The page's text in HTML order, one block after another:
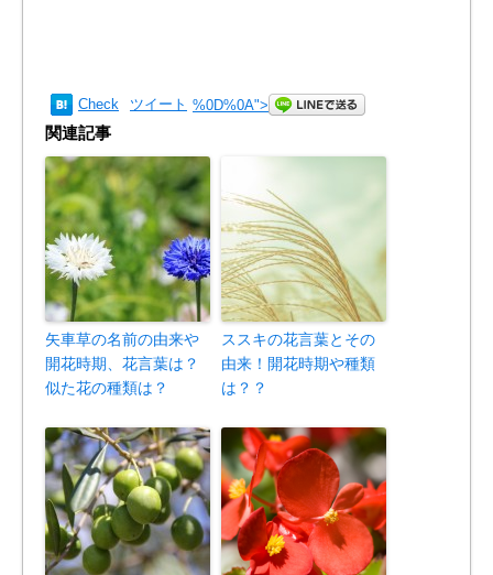
Check ツイート %0D%0A">
関連記事
矢車草の名前の由来や
開花時期、花言葉は？
似た花の種類は？
ススキの花言葉とその
由来！開花時期や種類
は？？